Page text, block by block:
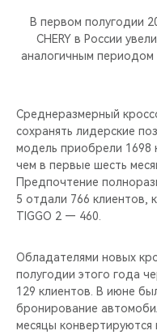
КРОССОВЕРЫ
НОВИНКИ
КРЕДИТ И СТРАХОВАНИЕ
ЗАПЧАСТИ И АКСЕССУАРЫ
ПОДДЕРЖКА
О БРЕНДЕ
CHERY В СОЦСЕТЯХ
БЛАГОТВОРИТЕЛЬНОСТЬ
CHERY REMOTE
НАШИ МЕРОПРИЯТИЯ
ВИДЕООБЗОРЫ
КРЕДИТ
МЫ В СОЦСЕТЯХ
В первом полугодии
CHERY в России
аналогичным периодом
Среднеразмерный
сохранять лидерские
модель приобрели 1698
чем в первые шесть
Предпочтение
5 отдали 766 клиентов,
TIGGO 2 — 460.
Обладателями новых
полугодии этого года
129 клиентов. В июне
бронирование
месяцы